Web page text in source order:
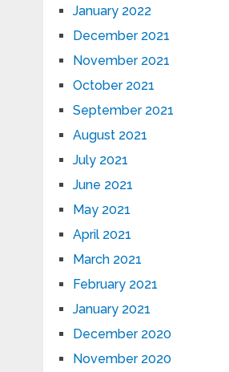
January 2022
December 2021
November 2021
October 2021
September 2021
August 2021
July 2021
June 2021
May 2021
April 2021
March 2021
February 2021
January 2021
December 2020
November 2020